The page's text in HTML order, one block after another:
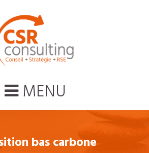
MENU
bas carbone